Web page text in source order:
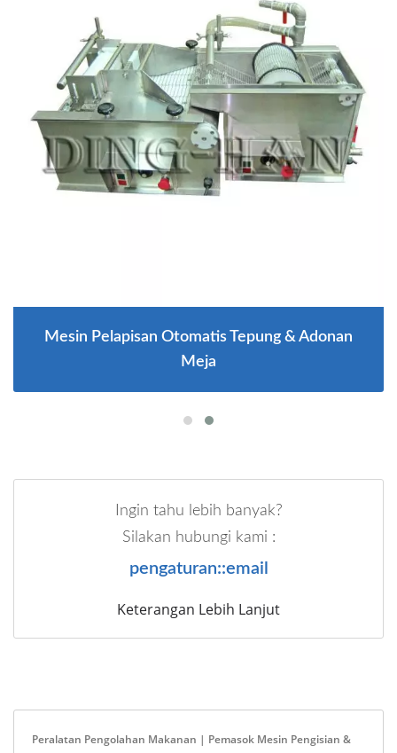
Mesin Pelapisan Otomatis Tepung & Adonan
Meja
Ingin tahu lebih banyak?
Silakan hubungi kami :
pengaturan::email
Keterangan Lebih Lanjut
Peralatan Pengolahan Makanan | Pemasok Mesin Pengisian &